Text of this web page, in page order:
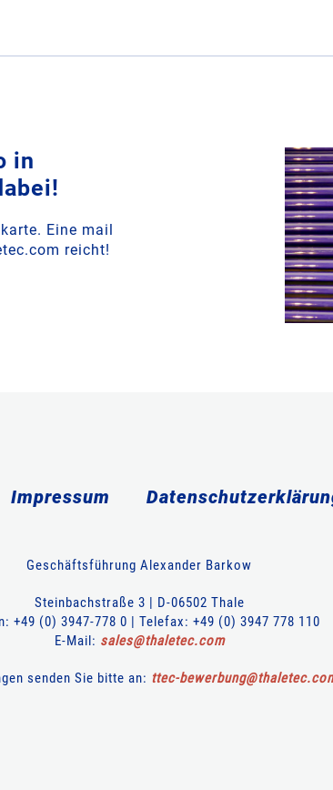
in
Eine mail
reicht!
Impressum
Geschäftsführung Alexander Barkow
Steinbachstraße 3 | D-06502 Thale
+49 (0) 3947-778 0 | Telefax: +49 (0) 3947 778 110
E-Mail: sales@thaletec.com
senden Sie bitte an: ttec-bewerbung@thaletec.